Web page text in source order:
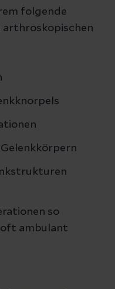
folgende
arthroskopischen
so
oft ambulant